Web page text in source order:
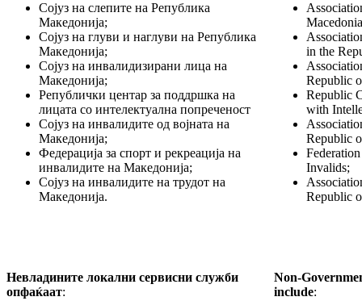
Сојуз на слепите на Република
Македонија;
Сојуз на глуви и наглуви на Република
Македонија;
Сојуз на инвалидизирани лица на
Македонија;
Републички центар за поддршка на
лицата со интелектуална попреченост
Сојуз на инвалидите од војната на
Македонија;
Федерација за спорт и рекреација на
инвалидите на Македонија;
Сојуз на инвалидите на трудот на
Македонија.
in the
Republic
Republic
with
Republic
Invalids;
Republic
Невладините локални сервисни служби
опфаќаат:
Non-
include: